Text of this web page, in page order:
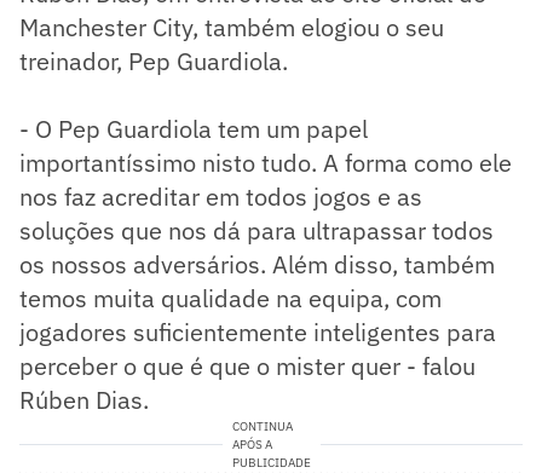
Manchester City, também elogiou o seu
treinador, Pep Guardiola.
- O Pep Guardiola tem um papel
importantíssimo nisto tudo. A forma como ele
nos faz acreditar em todos jogos e as
soluções que nos dá para ultrapassar todos
os nossos adversários. Além disso, também
temos muita qualidade na equipa, com
jogadores suficientemente inteligentes para
perceber o que é que o mister quer - falou
Rúben Dias.
CONTINUA
APÓS A
PUBLICIDADE